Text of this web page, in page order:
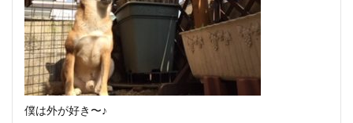
僕は外が好き〜♪